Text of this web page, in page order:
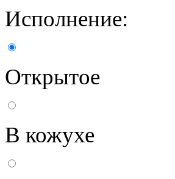
Исполнение:
Открытое
В кожухе